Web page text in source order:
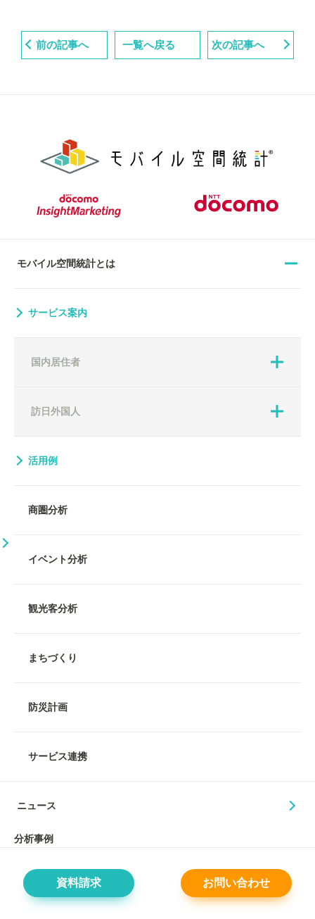
前の記事へ 一覧へ戻る 次の記事へ
モバイル空間統計とは
サービス案内
国内居住者
訪日外国人
活用例
商圏分析
イベント分析
観光客分析
まちづくり
防災計画
サービス連携
ニュース
分析事例
資料請求 お問い合わせ